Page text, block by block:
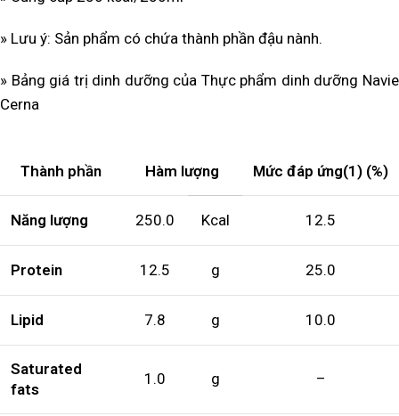
» Lưu ý: Sản phẩm có chứa thành phần đậu nành.
» Bảng giá trị dinh dưỡng của Thực phẩm dinh dưỡng Navie
Cerna
Thành phần Hàm lượng Mức đáp ứng(1) (%)
Năng lượng 250.0 Kcal 12.5
Protein 12.5 g 25.0
Lipid 7.8 g 10.0
Saturated
fats
1.0 g –